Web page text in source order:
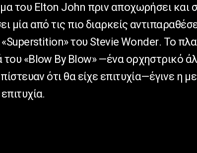
του Elton John πριν αποχωρήσει και
μία από τις πιο διαρκείς
Superstition» του Stevie Wonder. Το
του «Blow By Blow» —ένα ορχηστρικό
ότι θα είχε επιτυχία—έγινε η